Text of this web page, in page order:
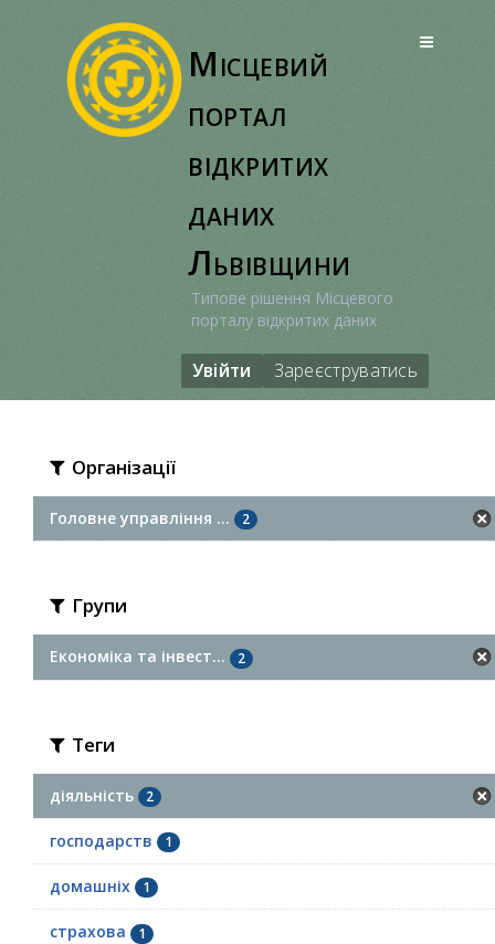
Місцевий
портал
відкритих
даних
Львівщини
Типове рішення Місцевого
порталу відкритих даних
Увійти Зареєструватись
Організації
Головне управління ... 2
Групи
Економіка та інвест... 2
Теги
діяльність 2
господарств 1
домашніх 1
страхова 1